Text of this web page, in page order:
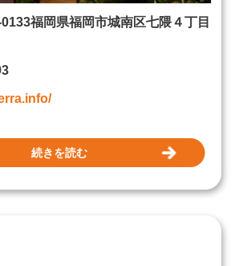
福岡県福岡市城南区七隈４丁目
続きを読む